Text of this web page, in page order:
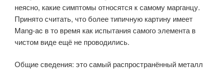
неясно, какие симптомы относятся к самому марганцу.
Принято считать, что более типичную картину имеет
Mang-ac в то время как испытания самого элемента в
чистом виде ещё не проводились.
Общие сведения: это самый распространённый металл